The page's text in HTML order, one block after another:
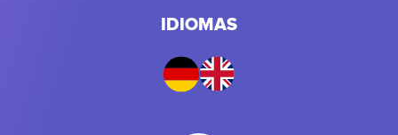
IDIOMAS